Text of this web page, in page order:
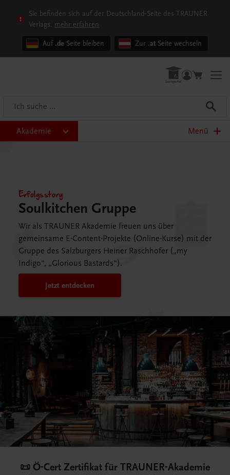
Sie befinden sich auf der Deutschland-Seite des TRAUNER
Verlags. mehr erfahren
Auf .de Seite bleiben Zur .at Seite wechseln
Akademie Menü
Erfolgsstory
Soulkitchen Gruppe
Wir als TRAUNER Akademie freuen uns über
gemeinsame E-Content-Projekte (Online-Kurse) mit der
Gruppe des Salzburgers Heiner Raschhofer („my
Indigo“, „Glorious Bastards“).
Jetzt entdecken
Akademie
👨🏻‍🍳 Live-Trainings für